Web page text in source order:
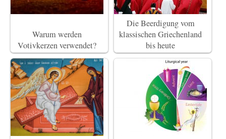
Warum werden
Votivkerzen verwendet?
Die Beerdigung vom
klassischen Griechenland
bis heute